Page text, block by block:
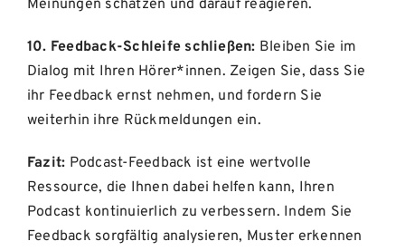
Meinungen schätzen und darauf reagieren.
10. Feedback-Schleife schließen: Bleiben Sie im
Dialog mit Ihren Hörer*innen. Zeigen Sie, dass Sie
ihr Feedback ernst nehmen, und fordern Sie
weiterhin ihre Rückmeldungen ein.
Fazit: Podcast-Feedback ist eine wertvolle
Ressource, die Ihnen dabei helfen kann, Ihren
Podcast kontinuierlich zu verbessern. Indem Sie
Feedback sorgfältig analysieren, Muster erkennen